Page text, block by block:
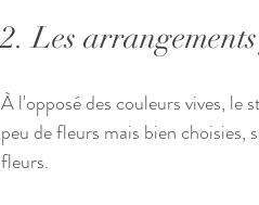
2. Les
À l'opposé des couleurs vives, le
peu de fleurs mais bien
fleurs.